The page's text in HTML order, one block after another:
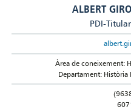
ALBERT
PDI-
Àrea de coneixement:
Departament: